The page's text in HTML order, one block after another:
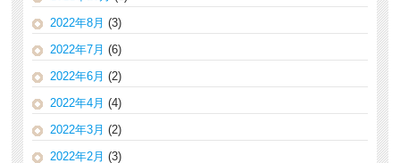
2022年8月 (3)
2022年7月 (6)
2022年6月 (2)
2022年4月 (4)
2022年3月 (2)
2022年2月 (3)